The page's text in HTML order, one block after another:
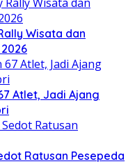
Wisata dan
Atlet, Jadi Ajang
Ratusan Pesepeda